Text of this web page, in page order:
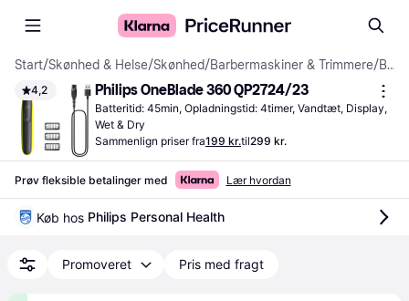
Start/Skønhed & Helse/Skønhed/Barbermaskiner & Trimmere/ Barbermaskiner
4,2 Philips OneBlade 360 QP2724/23
Batteritid: 45min, Opladningstid: 4timer, Vandtæt, Display,
Wet & Dry
Sammenlign priser fra199 kr.til299 kr.
Prøv fleksible betalinger med Lær hvordan
Køb hos Philips Personal Health
Promoveret Pris med fragt